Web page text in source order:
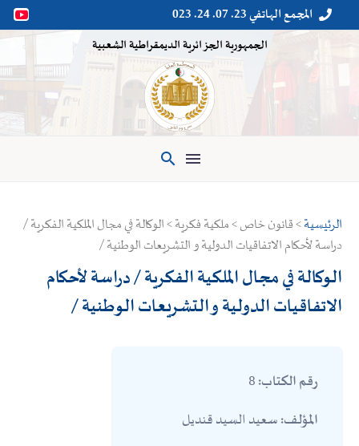

 المجمع الهاتفي 23. 07. 24. 023
الجمهورية الجزائرية الديمقراطية الشعبية

الرئيسية> قانون خاص > ملكية فكرية > الوكالة في مجال الملكية الفكرية /
دراسة لأحكام الاتفاقيات الدولية و التشريعات الوطنية /
الوكالة في مجال الملكية الفكرية / دراسة لأحكام
الاتفاقيات الدولية و التشريعات الوطنية /
رقم الكتاب:
المؤلف:سعيد السيد قنديل